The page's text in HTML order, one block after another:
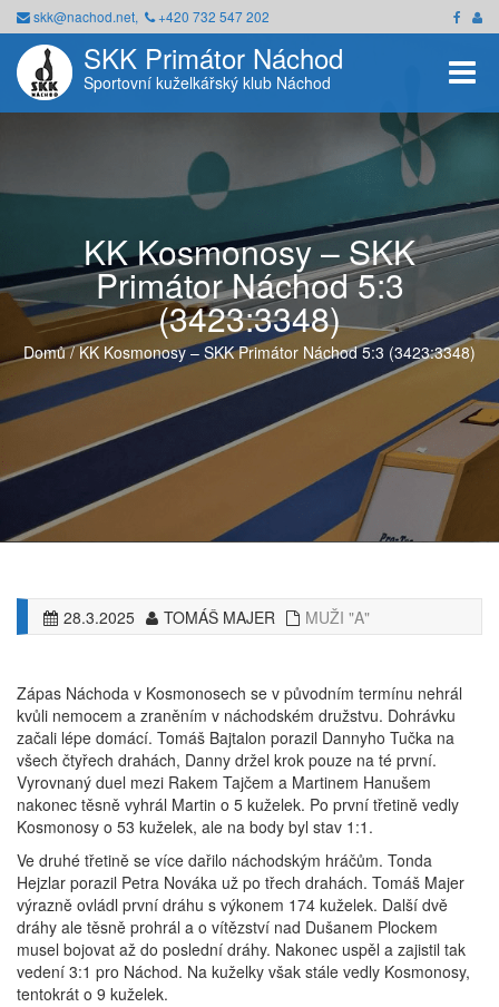
skk@nachod.net, +420 732 547 202
SKK Primátor Náchod
Sportovní kuželkářský klub Náchod
KK Kosmonosy – SKK
Primátor Náchod 5:3
(3423:3348)
Domů / KK Kosmonosy – SKK Primátor Náchod 5:3 (3423:3348)
28.3.2025 TOMÁŠ MAJER MUŽI "A"
Zápas Náchoda v Kosmonosech se v původním termínu nehrál
kvůli nemocem a zraněním v náchodském družstvu. Dohrávku
začali lépe domácí. Tomáš Bajtalon porazil Dannyho Tučka na
všech čtyřech drahách, Danny držel krok pouze na té první.
Vyrovnaný duel mezi Rakem Tajčem a Martinem Hanušem
nakonec těsně vyhrál Martin o 5 kuželek. Po první třetině vedly
Kosmonosy o 53 kuželek, ale na body byl stav 1:1.
Ve druhé třetině se více dařilo náchodským hráčům. Tonda
Hejzlar porazil Petra Nováka už po třech drahách. Tomáš Majer
výrazně ovládl první dráhu s výkonem 174 kuželek. Další dvě
dráhy ale těsně prohrál a o vítězství nad Dušanem Plockem
musel bojovat až do poslední dráhy. Nakonec uspěl a zajistil tak
vedení 3:1 pro Náchod. Na kuželky však stále vedly Kosmonosy,
tentokrát o 9 kuželek.